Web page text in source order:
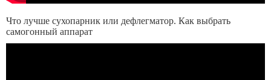
Что лучше сухопарник или дефлегматор. Как выбрать
самогонный аппарат